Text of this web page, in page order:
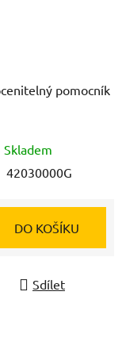
pomocník
Skladem
42030000G
DO KOŠÍKU
Sdílet